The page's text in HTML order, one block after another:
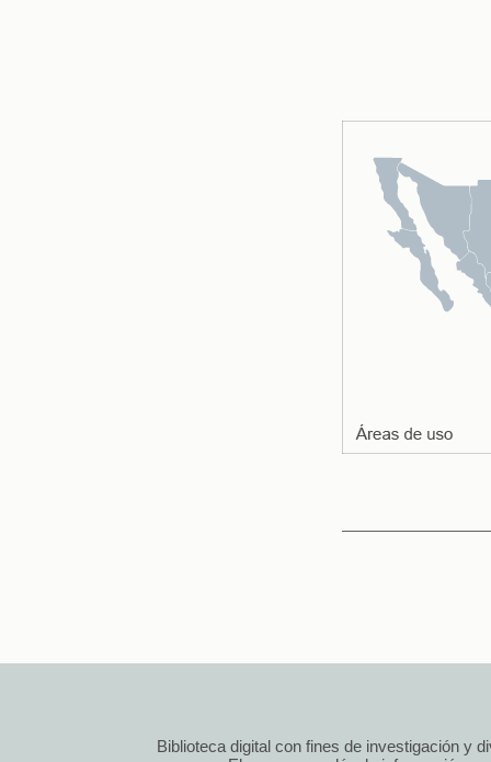
Biblioteca digital con fines de investigación y